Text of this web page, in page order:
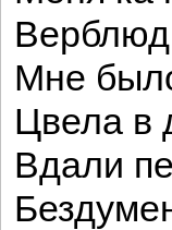
Мне
Цвела в
Вдали